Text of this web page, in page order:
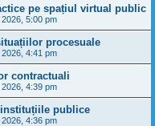
pe spațiul virtual public
5:00 pm
procesuale
4:41 pm
contractuali
4:39 pm
publice
4:36 pm